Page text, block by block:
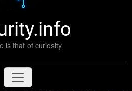
is that of curiosity